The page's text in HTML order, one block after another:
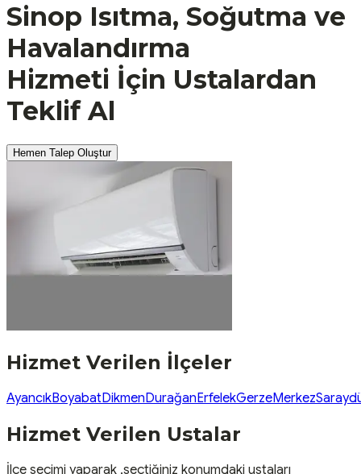
Sinop Isıtma, Soğutma ve
Havalandırma
Hizmeti İçin Ustalardan
Teklif Al
Hemen Talep Oluştur
Hizmet Verilen İlçeler
AyancıkBoyabatDikmenDurağanErfelekGerzeMerkez
Hizmet Verilen Ustalar
İlçe seçimi yaparak ,seçtiğiniz konumdaki ustaları